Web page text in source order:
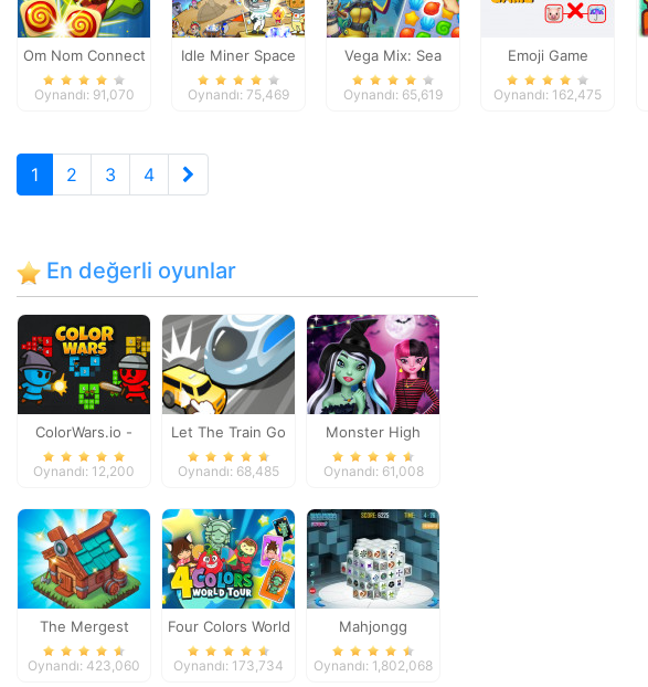
Om Nom Connect
Classic
Oynandı: 91,070
Idle Miner Space
Rush
Oynandı: 75,469
Vega Mix: Sea
Adventures
Oynandı: 65,619
Emoji Game
Oynandı: 162,475
1 2 3 4
En değerli oyunlar
ColorWars.io -
Conquest Game
Oynandı: 12,200
Let The Train Go
Oynandı: 68,485
Monster High
Spooky Fashion
Oynandı: 61,008
The Mergest
Kingdom
Oynandı: 423,060
Four Colors World
Tour
Oynandı: 173,734
Mahjongg
Dimensions
Oynandı: 1,802,068